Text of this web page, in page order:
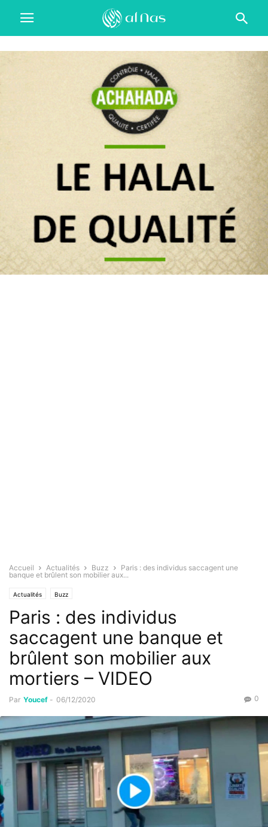
Accueil Actualités Buzz
Paris : des individus saccagent une
banque et brûlent son mobilier aux...
Actualités Buzz
Paris : des individus
saccagent une banque et
brûlent son mobilier aux
mortiers – VIDEO
Par Youcef - 06/12/2020 0